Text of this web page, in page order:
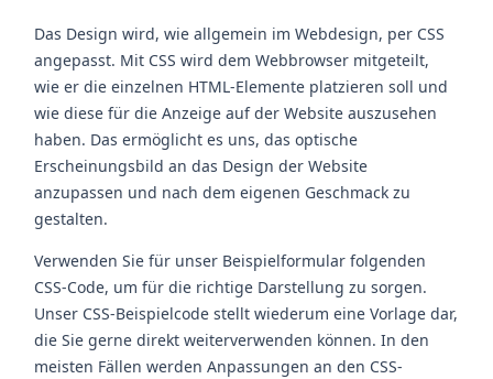
Das Design wird, wie allgemein im Webdesign, per CSS
angepasst. Mit CSS wird dem Webbrowser mitgeteilt,
wie er die einzelnen HTML-Elemente platzieren soll und
wie diese für die Anzeige auf der Website auszusehen
haben. Das ermöglicht es uns, das optische
Erscheinungsbild an das Design der Website
anzupassen und nach dem eigenen Geschmack zu
gestalten.
Verwenden Sie für unser Beispielformular folgenden
CSS-Code, um für die richtige Darstellung zu sorgen.
Unser CSS-Beispielcode stellt wiederum eine Vorlage dar,
die Sie gerne direkt weiterverwenden können. In den
meisten Fällen werden Anpassungen an den CSS-